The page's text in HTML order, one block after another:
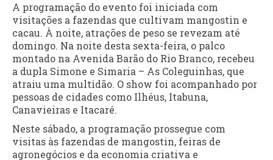
A programação do evento foi iniciada com
visitações a fazendas que cultivam mangostin e
cacau. À noite, atrações de peso se revezam até
domingo. Na noite desta sexta-feira, o palco
montado na Avenida Barão do Rio Branco, recebeu
a dupla Simone e Simaria – As Coleguinhas, que
atraiu uma multidão. O show foi acompanhado por
pessoas de cidades como Ilhéus, Itabuna,
Canavieiras e Itacaré.
Neste sábado, a programação prossegue com
visitas às fazendas de mangostin, feiras de
agronegócios e da economia criativa e